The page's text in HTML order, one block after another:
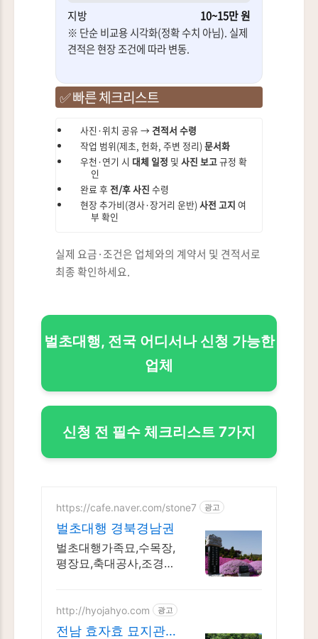
지방
10~15만 원
※ 단순 비교용 시각화(정확 수치 아님). 실제
견적은 현장 조건에 따라 변동.
✅ 빠른 체크리스트
사진·위치 공유 → 견적서 수령
작업 범위(제초, 헌화, 주변 정리)문서화
우천·연기 시 대체 일정 및 사진 보고규정 확
인
완료 후 전/후 사진 수령
현장 추가비(경사·장거리 운반)사전 고지 여
부 확인
실제 요금·조건은 업체와의 계약서 및 견적서로
최종 확인하세요.
벌초대행, 전국 어디서나 신청 가능한
업체
신청 전 필수 체크리스트 7가지
https://cafe.naver.com/stone7 광고
벌초대행 경북경남권
벌초대행가족묘,수목장,
평장묘,축대공사,조경공
묘원조성관리,각종석물
재작
http://hyojahyo.com 광고
전남 효자효 묘지관